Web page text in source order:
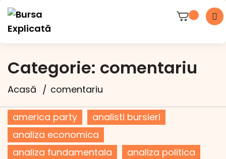
Categorie: comentariu
Acasă comentariu
america party
analisti bursieri
analiza economica
analiza fundamentala
analiza politica